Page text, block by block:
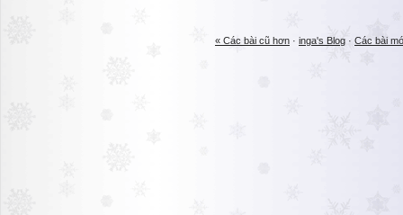
« Các bài cũ hơn · inga's Blog · Các bài